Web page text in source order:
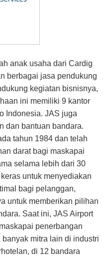
anak usaha dari Cardig
berbagai jasa pendukung
kegiatan bisnisnya,
ini memiliki 9 kantor
Indonesia. JAS juga
dan bantuan bandara.
tahun 1984 dan telah
darat bagi maskapai
selama lebih dari 30
untuk menyediakan
bagi pelanggan,
untuk memberikan pilihan
Saat ini, JAS Airport
penerbangan
mitra lain di industri
di 12 bandara